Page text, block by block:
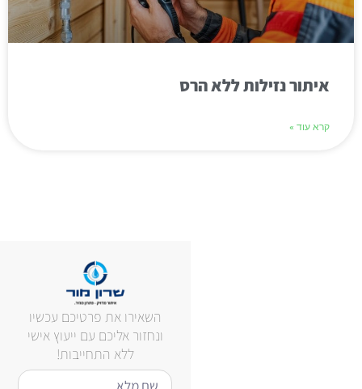
איתור נזילות ללא הרס
קרא עוד »
השאירו את פרטיכם עכשיו
ונחזור אליכם עם ייעוץ אישי
ללא התחייבות!